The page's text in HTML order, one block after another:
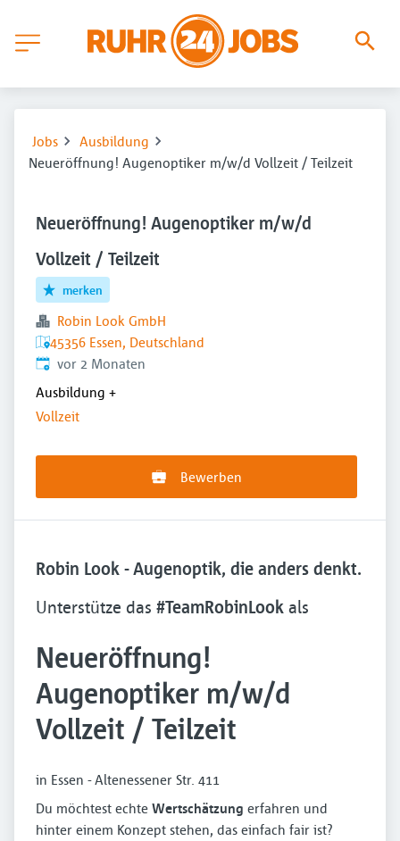
Jobs
Ausbildung
Neueröffnung! Augenoptiker m/w/d Vollzeit / Teilzeit
Neueröffnung! Augenoptiker m/w/d
Vollzeit / Teilzeit
merken
Robin Look GmbH
45356 Essen, Deutschland
Veröffentlicht:
vor 2 Monaten
Ausbildung +
Vollzeit
Bewerben
Robin Look - Augenoptik, die anders denkt.
Unterstütze das #TeamRobinLook als
Neueröffnung!
Augenoptiker m/w/d
Vollzeit / Teilzeit
in Essen - Altenessener Str. 411
Du möchtest echte Wertschätzung erfahren und
hinter einem Konzept stehen, das einfach fair ist?